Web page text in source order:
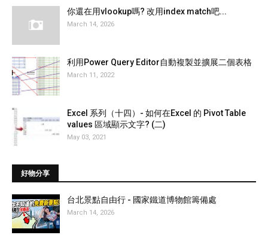
你還在用vlookup嗎? 改用index match吧...
March 14, 2026
利用Power Query Editor自動複製並擴展二個表格
March 11, 2022
Excel 系列（十四）- 如何在Excel 的 Pivot Table
values 區域顯示文字? (二)
May 03, 2021
好物分享
台北景點自由行 - 國家鐵道博物館籌備處
March 14, 2026